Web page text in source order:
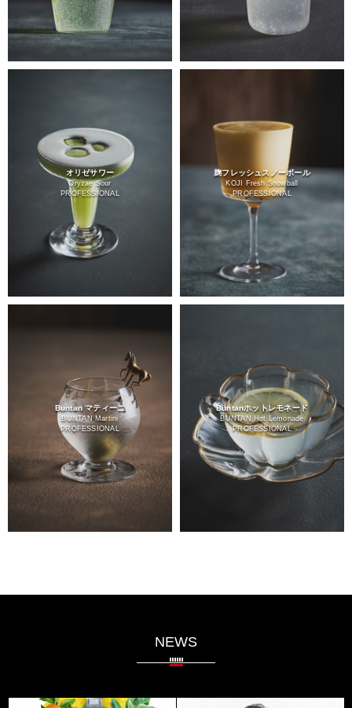
オリゼサワー
Oryzae Sour
PROFESSIONAL
麹フレッシュスノーボール
KOJI Fresh Snowball
PROFESSIONAL
Buntan マティーニ
BUNTAN Martini
PROFESSIONAL
Buntanホットレモネード
BUNTAN Hot Lemonade
PROFESSIONAL
NEWS